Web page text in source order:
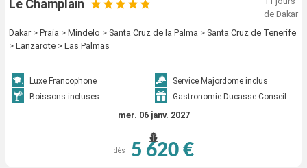
Le Champlain
de Dakar
Dakar > Praia > Mindelo > Santa Cruz de la Palma > Santa Cruz de Tenerife
> Lanzarote > Las Palmas
Luxe Francophone
Service Majordome inclus
Boissons incluses
Gastronomie Ducasse Conseil
mer. 06 janv. 2027
dès 5 620 €